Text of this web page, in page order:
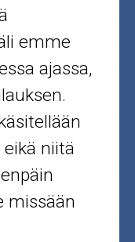
emme
ajassa,
niitä
missään